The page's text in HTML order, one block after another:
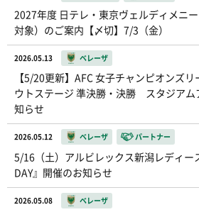
2027年度 日テレ・東京ヴェルディメニ
対象）のご案内【〆切】7/3（金）
2026.05.13 ベレーザ
【5/20更新】AFC 女子チャンピオンズ
ウトステージ 準決勝・決勝 スタジアム
知らせ
2026.05.12 ベレーザ パートナー
5/16（土）アルビレックス新潟レディ
DAY』開催のお知らせ
2026.05.08 ベレーザ